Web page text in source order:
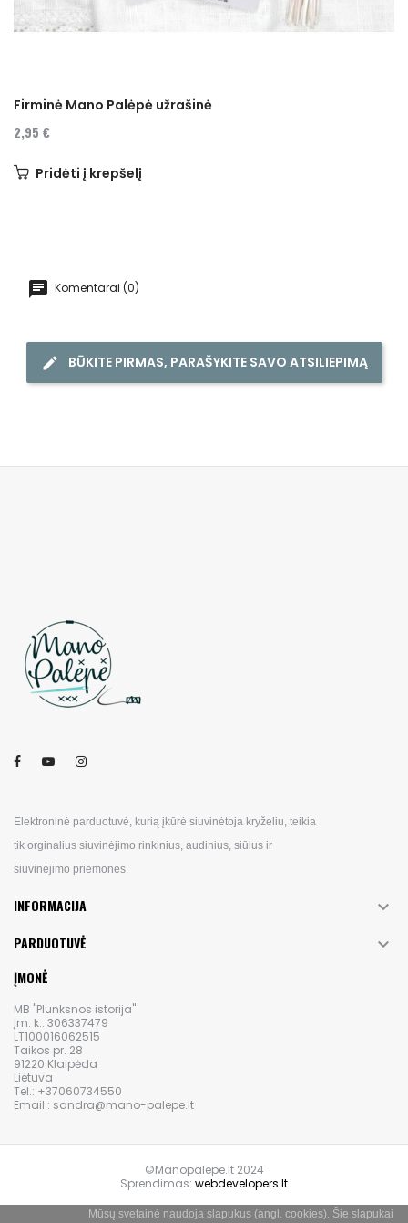
Firminė Mano Palėpė užrašinė
2,95 €
Pridėti į krepšelį
Komentarai (0)
BŪKITE PIRMAS, PARAŠYKITE SAVO ATSILIEPIMĄ
Elektroninė parduotuvė, kurią įkūrė siuvinėtoja kryželiu, teikia
tik orginalius siuvinėjimo rinkinius, audinius, siūlus ir
siuvinėjimo priemones.
INFORMACIJA 
PARDUOTUVĖ 
ĮMONĖ
MB "Plunksnos istorija"
Įm. k.: 306337479
LT100016062515
Taikos pr. 28
91220 Klaipėda
Lietuva
Tel.: +37060734550
Email.: sandra@mano-palepe.lt
Mūsų svetainė naudoja slapukus (angl. cookies). Šie slapukai
©Manopalepe.lt 2024
Sprendimas: webdevelopers.lt